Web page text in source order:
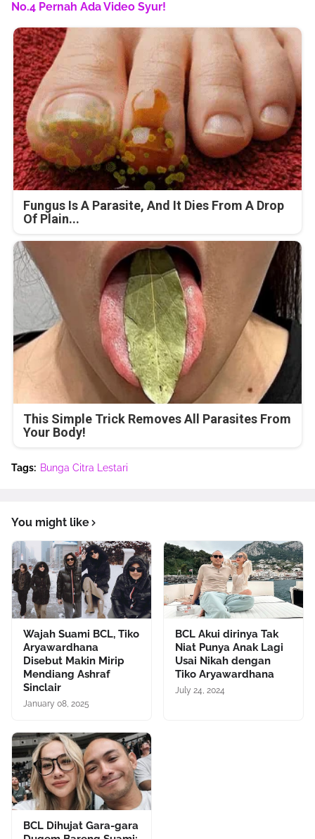
No.4 Pernah Ada Video Syur!
Fungus Is A Parasite, And It Dies From A Drop
Of Plain...
This Simple Trick Removes All Parasites From
Your Body!
Tags: Bunga Citra Lestari
You might like
Wajah Suami BCL, Tiko
Aryawardhana
Disebut Makin Mirip
Mendiang Ashraf
Sinclair
January 08, 2025
BCL Akui dirinya Tak
Niat Punya Anak Lagi
Usai Nikah dengan
Tiko Aryawardhana
July 24, 2024
BCL Dihujat Gara-gara